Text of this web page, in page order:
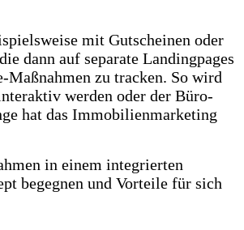
mit Gutscheinen oder
dann auf separate Landingpages
zu tracken. So wird
werden oder der Büro-
hat das Immobilienmarketing
in einem integrierten
begegnen und Vorteile für sich